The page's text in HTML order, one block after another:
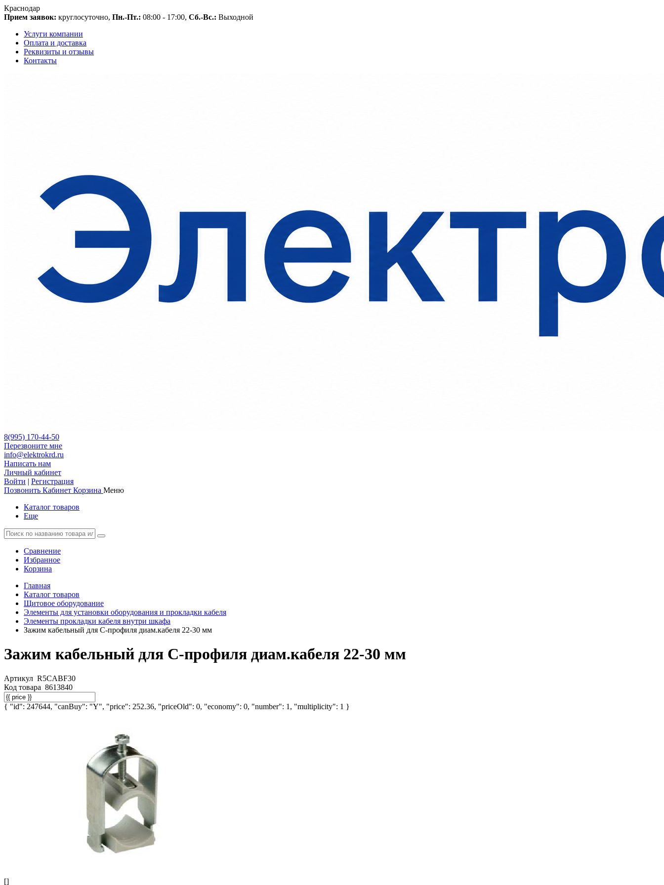
Краснодар
Прием заявок: круглосуточно, Пн.-Пт.: 08:00 - 17:00, Сб.-Вс.: Выходной
Услуги компании
Оплата и доставка
Реквизиты и отзывы
Контакты
8(995) 170-44-50
Перезвоните мне
info@elektrokrd.ru
Написать нам
Личный кабинет
Войти | Регистрация
Позвонить Кабинет Корзина Меню
Каталог товаров
Еще
Сравнение
Избранное
Корзина
Главная
Каталог товаров
Щитовое оборудование
Элементы для установки оборудования и прокладки кабеля
Элементы прокладки кабеля внутри шкафа
Зажим кабельный для С-профиля диам.кабеля 22-30 мм
Зажим кабельный для С-профиля диам.кабеля 22-30 мм
Артикул R5CABF30
Код товара 8613840
{ "id": 247644, "canBuy": "Y", "price": 252.36, "priceOld": 0, "economy": 0, "number": 1, "multiplicity": 1 }
[]